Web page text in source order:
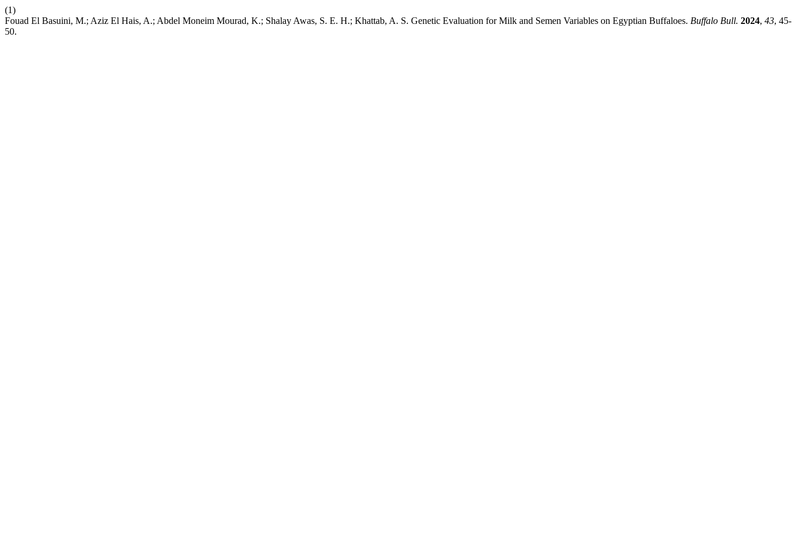
(1)
Fouad El Basuini, M.; Aziz El Hais, A.; Abdel Moneim Mourad, K.; Shalay Awas, S. E. H.; Khattab, A. S. Genetic Evaluation for Milk and Semen Variables on Egyptian Buffaloes. Buffalo Bull. 2024, 43, 45-
50.